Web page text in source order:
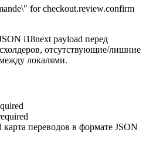
for checkout.review.confirm
i18next payload перед
отсутствующие/лишние
локалями.
карта переводов в формате JSON